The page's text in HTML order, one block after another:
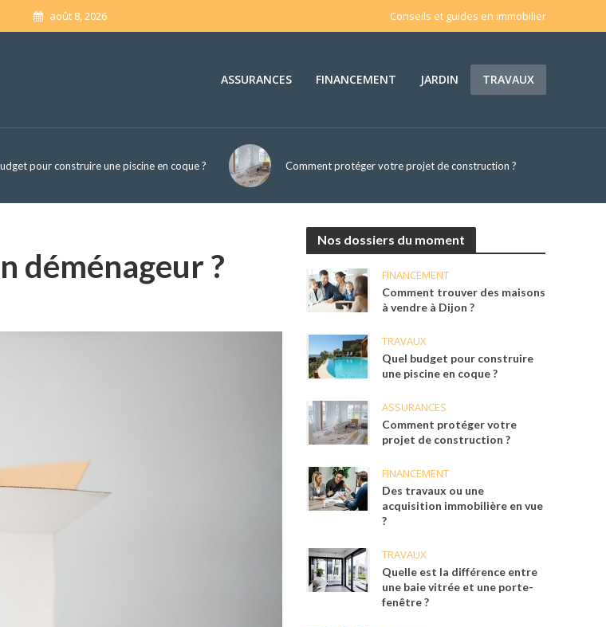
Conseils et guides en immobilier
août 8, 2026
ASSURANCES FINANCEMENT JARDIN TRAVAUX
pour construire une piscine en coque ? Comment protéger votre projet de construction ?
déménageur ?
Nos dossiers du moment
FINANCEMENT
Comment trouver des maisons
à vendre à Dijon ?
TRAVAUX
Quel budget pour construire
une piscine en coque ?
ASSURANCES
Comment protéger votre
projet de construction ?
FINANCEMENT
Des travaux ou une
acquisition immobilière en vue
?
TRAVAUX
Quelle est la différence entre
une baie vitrée et une porte-
fenêtre ?